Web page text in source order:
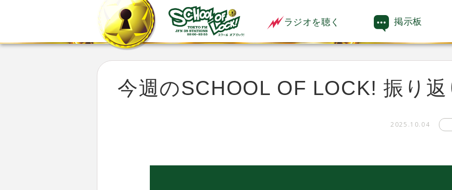
ラジオを聴く 掲示板
今週のSCHOOL OF LOCK! 振り返
2025.10.04